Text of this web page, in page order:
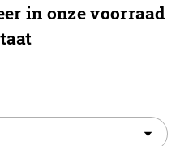
in onze voorraad